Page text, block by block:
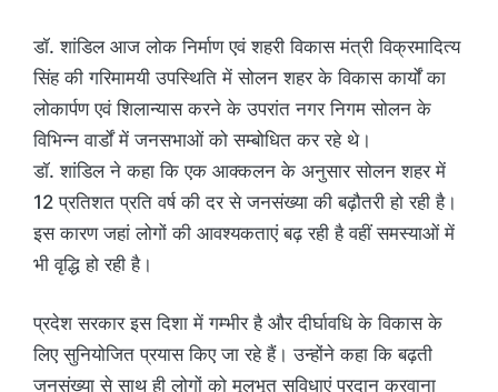
डॉ. शांडिल आज लोक निर्माण एवं शहरी विकास मंत्री विक्रमादित्य
सिंह की गरिमामयी उपस्थिति में सोलन शहर के विकास कार्यों का
लोकार्पण एवं शिलान्यास करने के उपरांत नगर निगम सोलन के
विभिन्न वार्डों में जनसभाओं को सम्बोधित कर रहे थे।
डॉ. शांडिल ने कहा कि एक आक्कलन के अनुसार सोलन शहर में
12 प्रतिशत प्रति वर्ष की दर से जनसंख्या की बढ़ौतरी हो रही है।
इस कारण जहां लोगों की आवश्यकताएं बढ़ रही है वहीं समस्याओं में
भी वृद्धि हो रही है।
प्रदेश सरकार इस दिशा में गम्भीर है और दीर्घावधि के विकास के
लिए सुनियोजित प्रयास किए जा रहे हैं। उन्होंने कहा कि बढ़ती
जनसंख्या से साथ ही लोगों को मूलभूत सुविधाएं प्रदान करवाना